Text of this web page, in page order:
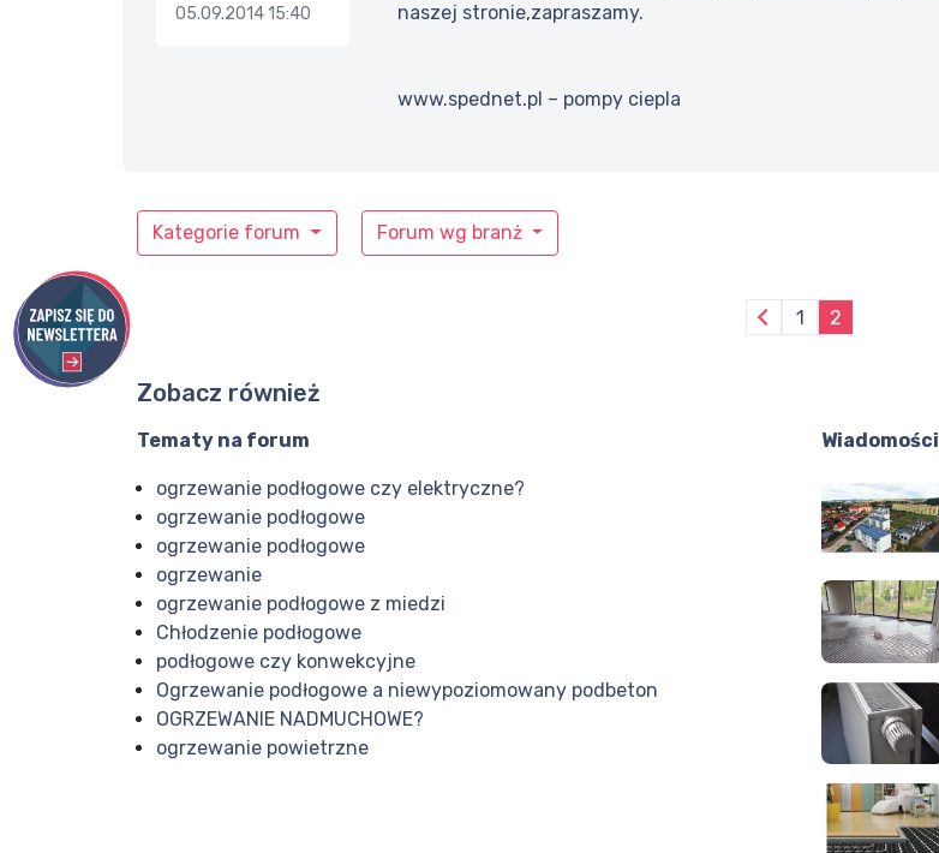
05.09.2014 15:40
naszej stronie,zapraszamy.
www.spednet.pl – pompy ciepla
Kategorie forum Forum wg branż
1 2
Zobacz również
Tematy na forum
ogrzewanie podłogowe czy elektryczne?
ogrzewanie podłogowe
ogrzewanie podłogowe
ogrzewanie
ogrzewanie podłogowe z miedzi
Chłodzenie podłogowe
podłogowe czy konwekcyjne
Ogrzewanie podłogowe a niewypoziomowany podbeton
OGRZEWANIE NADMUCHOWE?
ogrzewanie powietrzne
Wiadomości